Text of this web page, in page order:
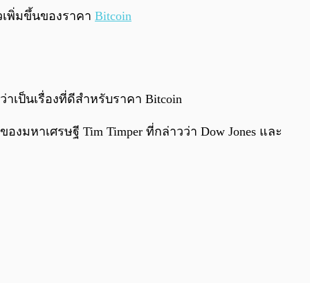
พิ่มขึ้นของราคา Bitcoin
เป็นเรื่องที่ดีสำหรับราคา Bitcoin
งมหาเศรษฐี Tim Timper ที่กล่าวว่า Dow Jones และ